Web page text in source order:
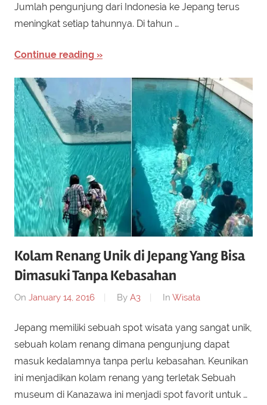
Jumlah pengunjung dari Indonesia ke Jepang terus
meningkat setiap tahunnya. Di tahun …
Continue reading
Kolam Renang Unik di Jepang Yang Bisa
Dimasuki Tanpa Kebasahan
On January 14, 2016 By A3 In Wisata
Jepang memiliki sebuah spot wisata yang sangat unik,
sebuah kolam renang dimana pengunjung dapat
masuk kedalamnya tanpa perlu kebasahan. Keunikan
ini menjadikan kolam renang yang terletak Sebuah
museum di Kanazawa ini menjadi spot favorit untuk …